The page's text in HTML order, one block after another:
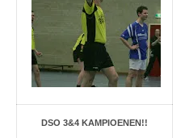
DSO 3&4 KAMPIOENEN!!